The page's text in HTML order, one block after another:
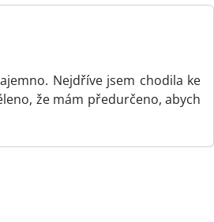
Nejdříve jsem chodila ke
že mám předurčeno, abych